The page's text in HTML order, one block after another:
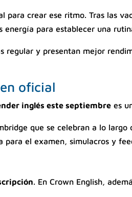
para crear ese ritmo. Tras las
energía para establecer una
regular y presentan mejor
oficial
inglés este septiembre es
que se celebran a lo largo
el examen, simulacros y
. En Crown English,